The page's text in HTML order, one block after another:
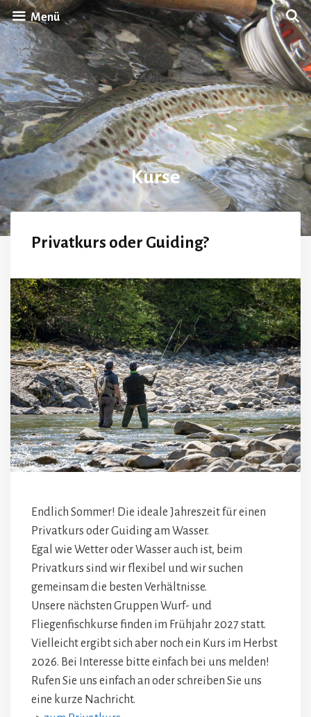
Zum
Inhalt
springen
Menü
Kurse
Privatkurs oder Guiding?
Endlich Sommer! Die ideale Jahreszeit für einen
Privatkurs oder Guiding am Wasser.
Egal wie Wetter oder Wasser auch ist, beim
Privatkurs sind wir flexibel und wir suchen
gemeinsam die besten Verhältnisse.
Unsere nächsten Gruppen Wurf- und
Fliegenfischkurse finden im Frühjahr 2027 statt.
Vielleicht ergibt sich aber noch ein Kurs im Herbst
2026. Bei Interesse bitte einfach bei uns melden!
Rufen Sie uns einfach an oder schreiben Sie uns
eine kurze Nachricht.